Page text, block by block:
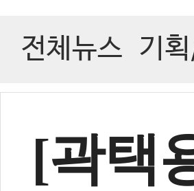
전체뉴스 기
[곽택